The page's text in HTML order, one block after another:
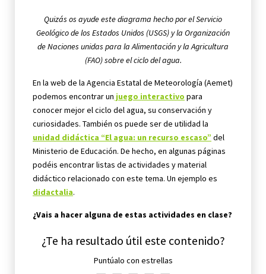
Quizás os ayude este diagrama hecho por el Servicio
Geológico de los Estados Unidos (USGS) y la Organización
de Naciones unidas para la Alimentación y la Agricultura
(FAO) sobre el ciclo del agua.
En la web de la Agencia Estatal de Meteorología (Aemet)
podemos encontrar un juego interactivo para
conocer mejor el ciclo del agua, su conservación y
curiosidades. También os puede ser de utilidad la
unidad didáctica “El agua: un recurso escaso” del
Ministerio de Educación. De hecho, en algunas páginas
podéis encontrar listas de actividades y material
didáctico relacionado con este tema. Un ejemplo es
didactalia.
¿Vais a hacer alguna de estas actividades en clase?
¿Te ha resultado útil este contenido?
Puntúalo con estrellas